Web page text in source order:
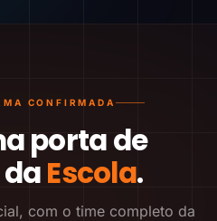
CONFIRMADA
porta de
Escola.
com o time completo da